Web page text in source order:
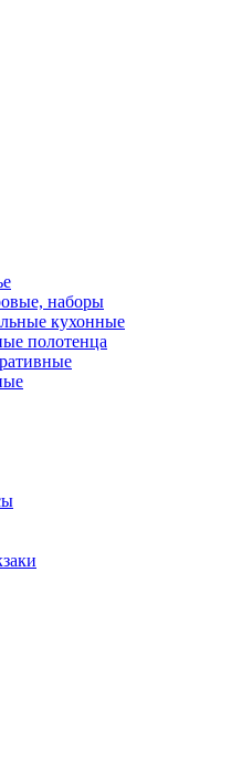
наборы
кухонные
полотенца